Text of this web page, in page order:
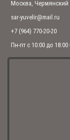
Автомобильная
Москва, Чермянский
sar-yuvelir@mail.ru
+7 (964) 770-20-20
Пн-пт с 10:00 до